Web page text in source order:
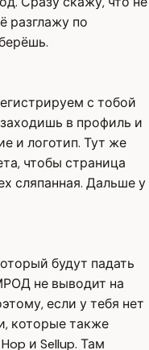
разглажу по
с тобой
в профиль и
и логотип. Тут же
чтобы страница
сляпанная. Дальше у
будут падать
не выводит на
если у тебя нет
которые также
и Sellup. Там